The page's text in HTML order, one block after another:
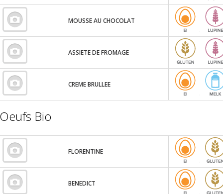
MOUSSE AU CHOCOLAT
ASSIETE DE FROMAGE
CREME BRULLEE
Oeufs Bio
FLORENTINE
BENEDICT